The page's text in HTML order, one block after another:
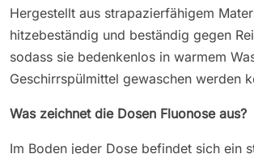
Hergestellt aus strapazierfähigem
hitzebeständig und beständig gegen
sodass sie bedenkenlos in warmem
Geschirrspülmittel gewaschen werden
Was zeichnet die Dosen Fluonose aus?
Im Boden jeder Dose befindet sich ein